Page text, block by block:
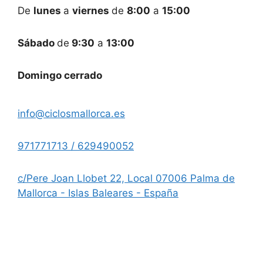
De lunes a viernes de 8:00 a 15:00
Sábado de 9:30 a 13:00
Domingo cerrado
info@ciclosmallorca.es
971771713 / 629490052
c/Pere Joan Llobet 22, Local 07006 Palma de
Mallorca - Islas Baleares - España